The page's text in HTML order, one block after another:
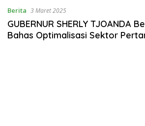
Berita 3 Maret 2025
GUBERNUR SHERLY TJOANDA
Bahas Optimalisasi Sektor